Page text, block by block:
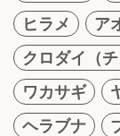
ヒラメ
ア
クロダイ（チ
ワカサギ
ヘラブナ